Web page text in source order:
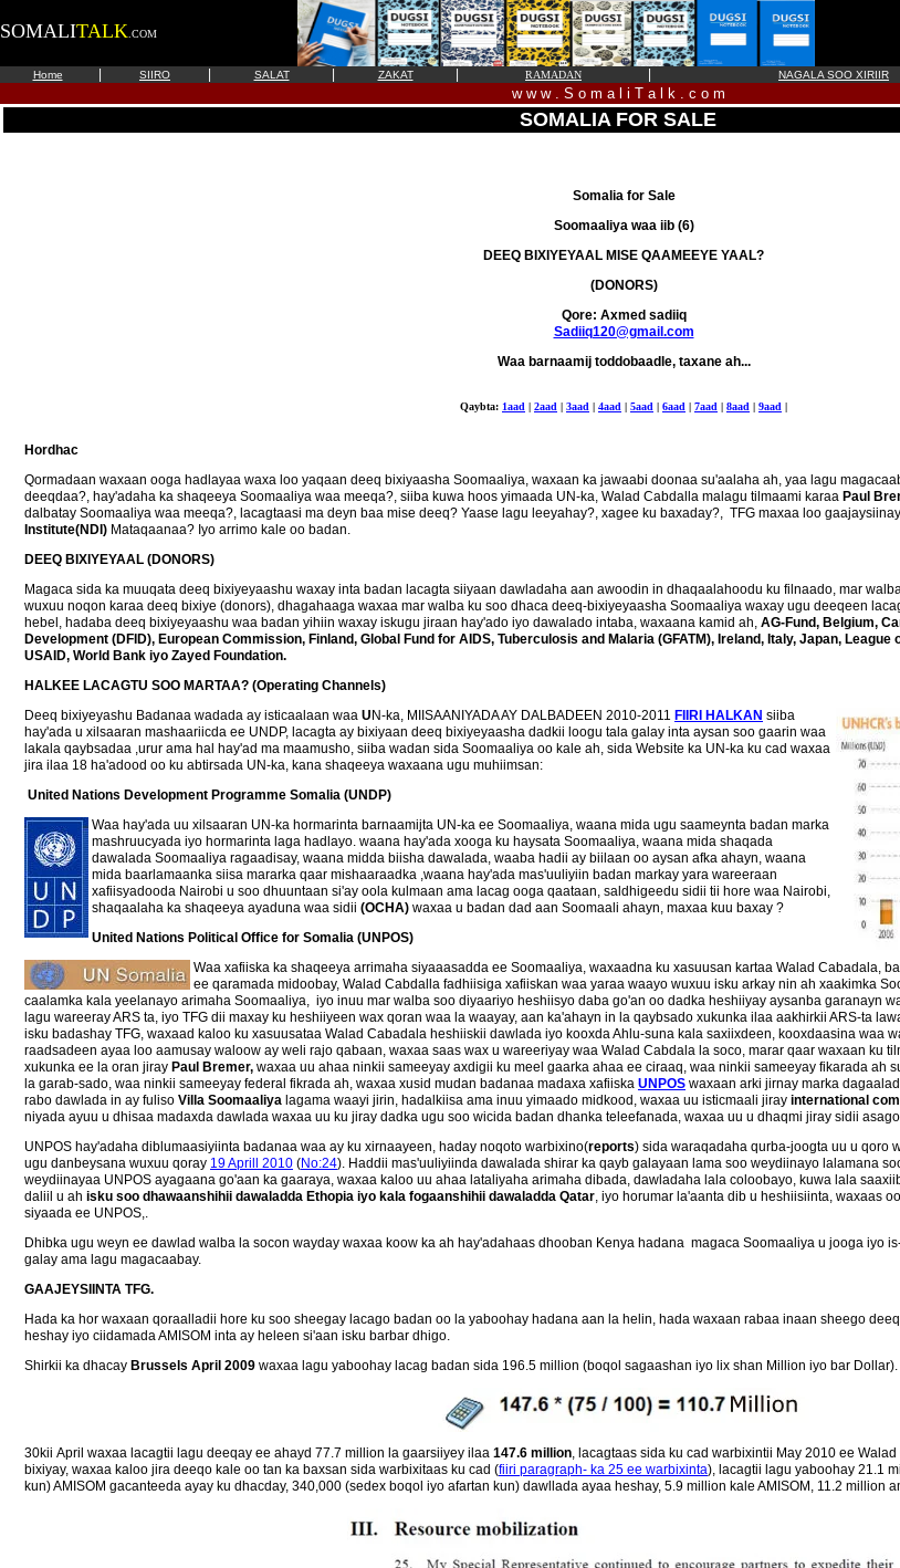
SOMALITALK .COM
Home SIIRO SALAT ZAKAT RAMADAN NAGALA SOO XIRIIR
w w w . S o m a l i T a l k . c o m
SOMALIA FOR SALE
Somalia for Sale
Soomaaliya waa iib (6)
DEEQ BIXIYEYAAL MISE QAAMEEYE YAAL?
(DONORS)
Qore: Axmed sadiiq
Sadiiq120@gmail.com
Waa barnaamij toddobaadle, taxane ah...
Qaybta: 1aad | 2aad | 3aad | 4aad | 5aad | 6aad | 7aad | 8aad | 9aad |
Hordhac
Qormadaan waxaan ooga hadlayaa waxa loo yaqaan deeq bixiyaasha Soomaaliya, waxaan ka jawaabi doonaa su'aalaha ah, yaa lagu
deeqdaa?, hay'adaha ka shaqeeya Soomaaliya waa meeqa?, siiba kuwa hoos yimaada UN-ka, Walad Cabdalla malagu tilmaami karaa Paul
dalbatay Soomaaliya waa meeqa?, lacagtaasi ma deyn baa mise deeq? Yaase lagu leeyahay?, xagee ku baxaday?, TFG maxaa loo
Institute(NDI) Mataqaanaa? Iyo arrimo kale oo badan.
DEEQ BIXIYEYAAL (DONORS)
Magaca sida ka muuqata deeq bixiyeyaashu waxay inta badan lacagta siiyaan dawladaha aan awoodin in dhaqaalahoodu ku filnaado, mar
wuxuu noqon karaa deeq bixiye (donors), dhagahaaga waxaa mar walba ku soo dhaca deeq-bixiyeyaasha Soomaaliya waxay ugu deeqeen
hebel, hadaba deeq bixiyeyaashu waa badan yihiin waxay iskugu jiraan hay'ado iyo dawalado intaba, waxaana kamid ah, AG-Fund, Belgium,
Development (DFID), European Commission, Finland, Global Fund for AIDS, Tuberculosis and Malaria (GFATM), Ireland, Italy, Japan,
USAID, World Bank iyo Zayed Foundation.
HALKEE LACAGTU SOO MARTAA? (Operating Channels)
Deeq bixiyeyashu Badanaa wadada ay isticaalaan waa U N-ka, MIISAANIYADA AY DALBADEEN 2010-2011 FIIRI HALKAN siiba
hay'ada u xilsaaran mashaariicda ee UNDP, lacagta ay bixiyaan deeq bixiyeyaasha dadkii loogu tala galay inta aysan soo gaarin waa
lakala qaybsadaa ,urur ama hal hay'ad ma maamusho, siiba wadan sida Soomaaliya oo kale ah, sida Website ka UN-ka ku cad waxaa
jira ilaa 18 ha'adood oo ku abtirsada UN-ka, kana shaqeeya waxaana ugu muhiimsan:
United Nations Development Programme Somalia (UNDP)
Waa hay'ada uu xilsaaran UN-ka hormarinta barnaamijta UN-ka ee Soomaaliya, waana mida ugu saameynta badan marka
mashruucyada iyo hormarinta laga hadlayo. waana hay'ada xooga ku haysata Soomaaliya, waana mida shaqada
dawalada Soomaaliya ragaadisay, waana midda biisha dawalada, waaba hadii ay biilaan oo aysan afka ahayn, waana
mida baarlamaanka siisa mararka qaar mishaaraadka ,waana hay'ada mas'uuliyiin badan markay yara wareeraan
xafiisyadooda Nairobi u soo dhuuntaan si'ay oola kulmaan ama lacag ooga qaataan, saldhigeedu sidii tii hore waa Nairobi,
shaqaalaha ka shaqeeya ayaduna waa sidii (OCHA) waxaa u badan dad aan Soomaali ahayn, maxaa kuu baxay ?
United Nations Political Office for Somalia (UNPOS)
Waa xafiiska ka shaqeeya arrimaha siyaaasadda ee Soomaaliya, waxaadna ku xasuusan kartaa Walad Cabadala,
ee qaramada midoobay, Walad Cabdalla fadhiisiga xafiiskan waa yaraa waayo wuxuu isku arkay nin ah xaakimka
caalamka kala yeelanayo arimaha Soomaaliya, iyo inuu mar walba soo diyaariyo heshiisyo daba go'an oo dadka heshiiyay aysanba garanayn
lagu wareeray ARS ta, iyo TFG dii maxay ku heshiiyeen wax qoran waa la waayay, aan ka'ahayn in la qaybsado xukunka ilaa aakhirkii ARS-ta
isku badashay TFG, waxaad kaloo ku xasuusataa Walad Cabadala heshiiskii dawlada iyo kooxda Ahlu-suna kala saxiixdeen, kooxdaasina waa
raadsadeen ayaa loo aamusay waloow ay weli rajo qabaan, waxaa saas wax u wareeriyay waa Walad Cabdala la soco, marar qaar waxaan ku
xukunka ee la oran jiray Paul Bremer, waxaa uu ahaa ninkii sameeyay axdigii ku meel gaarka ahaa ee ciraaq, waa ninkii sameeyay fikarada ah
la garab-sado, waa ninkii sameeyay federal fikrada ah, waxaa xusid mudan badanaa madaxa xafiiska UNPOS waxaan arki jirnay marka
rabo dawlada in ay fuliso Villa Soomaaliya lagama waayi jirin, hadalkiisa ama inuu yimaado midkood, waxaa uu isticmaali jiray international
niyada ayuu u dhisaa madaxda dawlada waxaa uu ku jiray dadka ugu soo wicida badan dhanka teleefanada, waxaa uu u dhaqmi jiray sidii
UNPOS hay'adaha diblumaasiyiinta badanaa waa ay ku xirnaayeen, haday noqoto warbixino(reports) sida waraqadaha qurba-joogta uu u qoro
ugu danbeysana wuxuu qoray 19 Aprill 2010 (No:24). Haddii mas'uuliyiinda dawalada shirar ka qayb galayaan lama soo weydiinayo lalamana
weydiinayaa UNPOS ayagaana go'aan ka gaaraya, waxaa kaloo uu ahaa lataliyaha arimaha dibada, dawladaha lala coloobayo, kuwa lala
daliil u ah isku soo dhawaanshihii dawaladda Ethopia iyo kala fogaanshihii dawaladda Qatar, iyo horumar la'aanta dib u heshiisiinta, waxaas
siyaada ee UNPOS,.
Dhibka ugu weyn ee dawlad walba la socon wayday waxaa koow ka ah hay'adahaas dhooban Kenya hadana magaca Soomaaliya u jooga iyo
galay ama lagu magacaabay.
GAAJEYSIINTA TFG.
Hada ka hor waxaan qoraalladii hore ku soo sheegay lacago badan oo la yaboohay hadana aan la helin, hada waxaan rabaa inaan sheego
heshay iyo ciidamada AMISOM inta ay heleen si'aan isku barbar dhigo.
Shirkii ka dhacay Brussels April 2009 waxaa lagu yaboohay lacag badan sida 196.5 million (boqol sagaashan iyo lix shan Million iyo bar Dollar).
30kii April waxaa lacagtii lagu deeqay ee ahayd 77.7 million la gaarsiiyey ilaa 147.6 million, lacagtaas sida ku cad warbixintii May 2010 ee
bixiyay, waxaa kaloo jira deeqo kale oo tan ka baxsan sida warbixitaas ku cad (fiiri paragraph- ka 25 ee warbixinta), lacagtii lagu yaboohay 21.1
kun) AMISOM gacanteeda ayay ku dhacday, 340,000 (sedex boqol iyo afartan kun) dawllada ayaa heshay, 5.9 million kale AMISOM, 11.2 million